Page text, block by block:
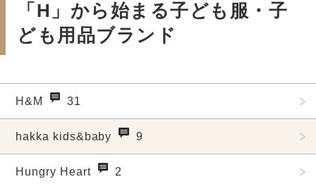
「H」から始まる子ども服・子
ども用品ブランド
H&M 31
hakka kids&baby 9
Hungry Heart 2